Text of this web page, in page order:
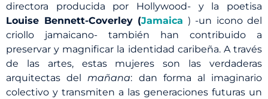
directora producida por Hollywood- y la poetisa
Louise Bennett-Coverley (Jamaica ) -un icono del
criollo jamaicano- también han contribuido a
preservar y magnificar la identidad caribeña. A través
de las artes, estas mujeres son las verdaderas
arquitectas delmañana: dan forma al imaginario
colectivo y transmiten a las generaciones futuras un